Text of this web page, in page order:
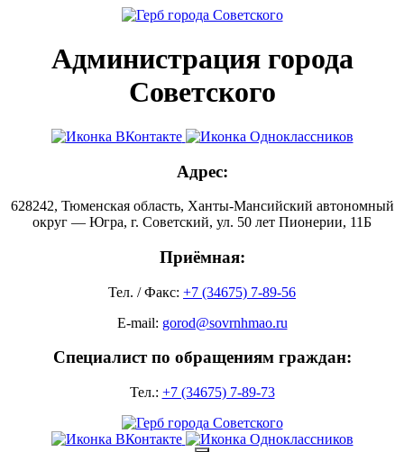
Администрация города
Советского
Адрес:
628242, Тюменская область, Ханты-Мансийский автономный
округ — Югра, г. Советский, ул. 50 лет Пионерии, 11Б
Приёмная:
Тел. / Факс: +7 (34675) 7-89-56
E-mail: gorod@sovrnhmao.ru
Специалист по обращениям граждан:
Тел.: +7 (34675) 7-89-73